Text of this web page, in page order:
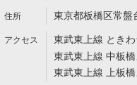
東京都板橋区常盤
東武東上線 とき
東武東上線 中板
東武東上線 上板